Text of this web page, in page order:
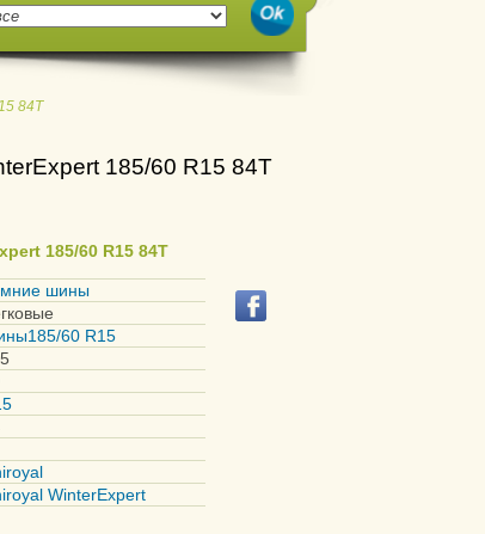
84T
185/60 R15 84T
185/60 R15 84T
шины
60 R15
WinterExpert